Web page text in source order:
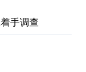
手调查